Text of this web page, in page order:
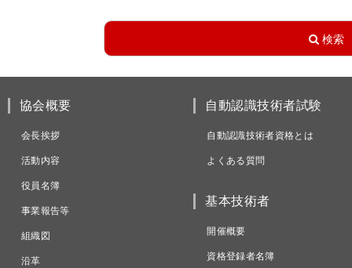
協会概要
会長挨拶
活動内容
役員名簿
事業報告等
組織図
沿革
自動認識技術者試験
自動認識技術者資格とは
よくある質問
基本技術者
開催概要
資格登録者名簿